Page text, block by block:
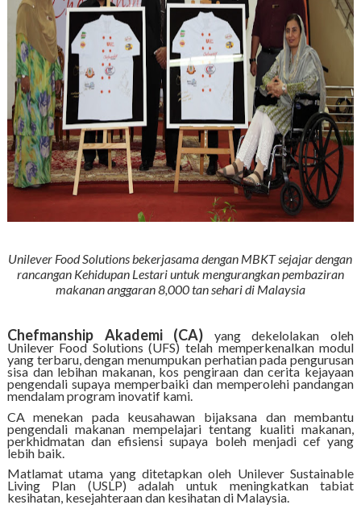
Unilever Food Solutions bekerjasama dengan MBKT sejajar dengan
rancangan Kehidupan Lestari untuk mengurangkan pembaziran
makanan anggaran 8,000 tan sehari di Malaysia
Chefmanship Akademi (CA) yang dekelolakan oleh
Unilever Food Solutions (UFS) telah memperkenalkan modul
yang terbaru, dengan menumpukan perhatian pada pengurusan
sisa dan lebihan makanan, kos pengiraan dan cerita kejayaan
pengendali supaya memperbaiki dan memperolehi pandangan
mendalam program inovatif kami.
CA menekan pada keusahawan bijaksana dan membantu
pengendali makanan mempelajari tentang kualiti makanan,
perkhidmatan dan efisiensi supaya boleh menjadi cef yang
lebih baik.
Matlamat utama yang ditetapkan oleh Unilever Sustainable
Living Plan (USLP) adalah untuk meningkatkan tabiat
kesihatan, kesejahteraan dan kesihatan di Malaysia.